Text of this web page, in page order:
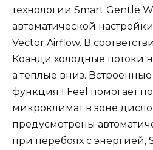
технологии Smart Gentle
автоматической
Vector Airflow. В
Коанди холодные потоки
а теплые вниз. Встроенные
функция I Feel помогает
микроклимат в зоне
предусмотрены
при перебоях с энергией,